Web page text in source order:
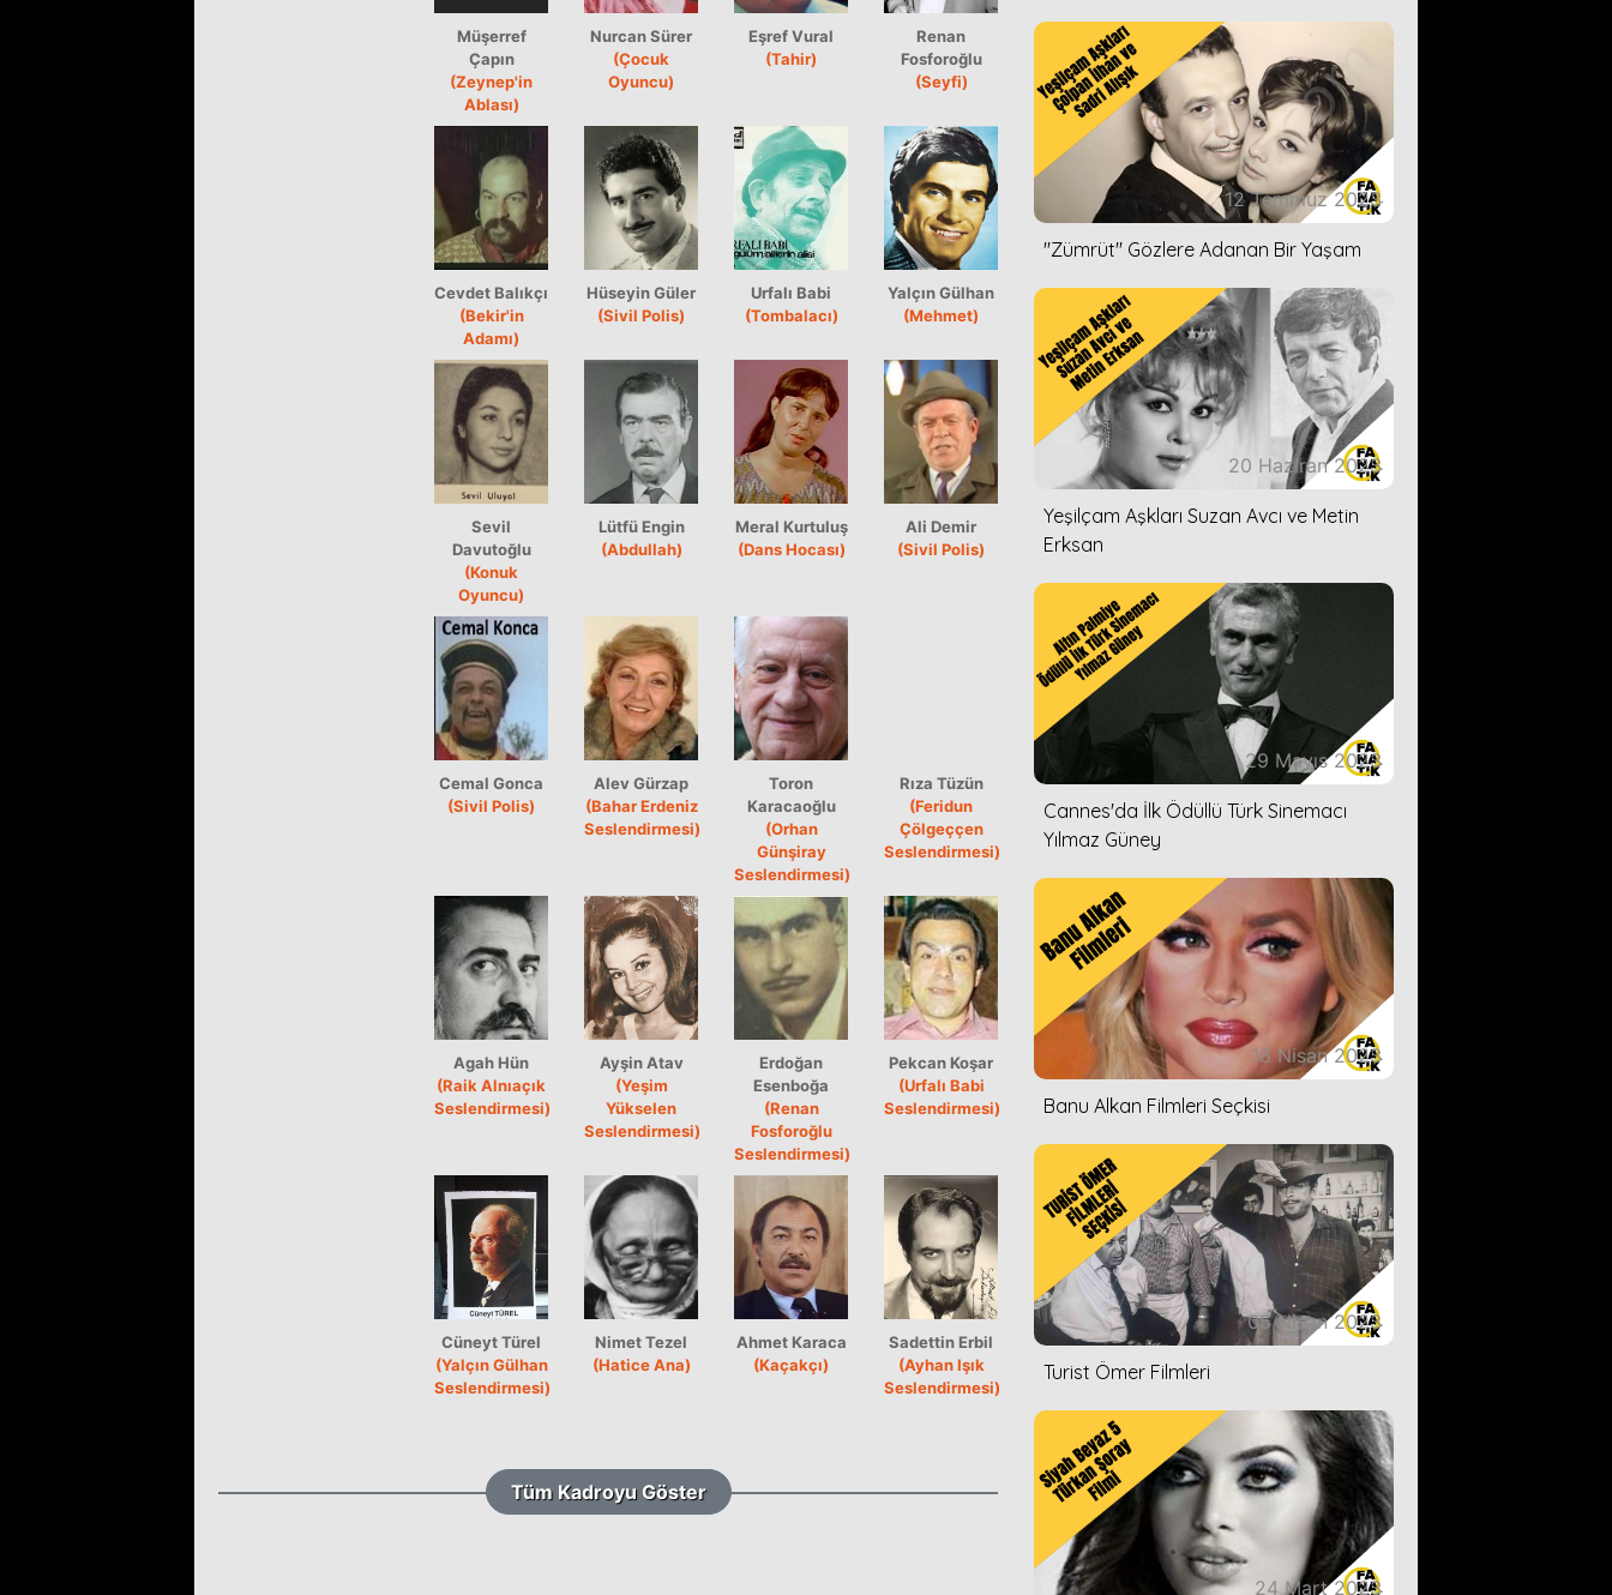
Müşerref
Çapın
(Zeynep'in
Ablası)
Nurcan Sürer
(Çocuk
Oyuncu)
Eşref Vural
(Tahir)
Renan
Fosforoğlu
(Seyfi)
Cevdet Balıkçı
(Bekir'in
Adamı)
Hüseyin Güler
(Sivil Polis)
Urfalı Babi
(Tombalacı)
Yalçın Gülhan
(Mehmet)
Sevil
Davutoğlu
(Konuk
Oyuncu)
Lütfü Engin
(Abdullah)
Meral Kurtuluş
(Dans Hocası)
Ali Demir
(Sivil Polis)
Cemal Gonca
(Sivil Polis)
Alev Gürzap
(Bahar Erdeniz
Seslendirmesi)
Toron
Karacaoğlu
(Orhan
Günşiray
Seslendirmesi)
Rıza Tüzün
(Feridun
Çölgeççen
Seslendirmesi)
Agah Hün
(Raik Alnıaçık
Seslendirmesi)
Ayşin Atav
(Yeşim
Yükselen
Seslendirmesi)
Erdoğan
Esenboğa
(Renan
Fosforoğlu
Seslendirmesi)
Pekcan Koşar
(Urfalı Babi
Seslendirmesi)
Cüneyt Türel
(Yalçın Gülhan
Seslendirmesi)
Nimet Tezel
(Hatice Ana)
Ahmet Karaca
(Kaçakçı)
Sadettin Erbil
(Ayhan Işık
Seslendirmesi)
Tüm Kadroyu Göster
12 Temmuz 2023
''Zümrüt'' Gözlere Adanan Bir Yaşam
20 Haziran 2023
Yeşilçam Aşkları Suzan Avcı ve Metin
Erksan
29 Mayıs 2023
Cannes'da İlk Ödüllü Türk Sinemacı
Yılmaz Güney
18 Nisan 2023
Banu Alkan Filmleri Seçkisi
05 Nisan 2023
Turist Ömer Filmleri
24 Mart 2023